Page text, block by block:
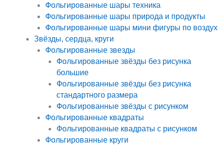
Фольгированные шары техника
Фольгированные шары природа и продукты
Фольгированные шары мини фигуры по воздух
Звёзды, сердца, круги
Фольгированные звезды
Фольгированные звёзды без рисунка
большие
Фольгированные звёзды без рисунка
стандартного размера
Фольгированные звёзды с рисунком
Фольгированные квадраты
Фольгированные квадраты с рисунком
Фольгированные круги